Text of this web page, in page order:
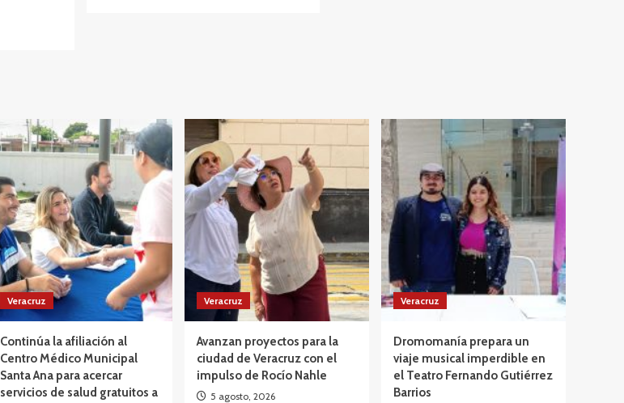
Veracruz
Continúa la afiliación al
Centro Médico Municipal
Santa Ana para acercar
servicios de salud gratuitos a
Veracruz
Avanzan proyectos para la
ciudad de Veracruz con el
impulso de Rocío Nahle
5 agosto, 2026
Veracruz
Dromomanía prepara un
viaje musical imperdible en
el Teatro Fernando Gutiérrez
Barrios